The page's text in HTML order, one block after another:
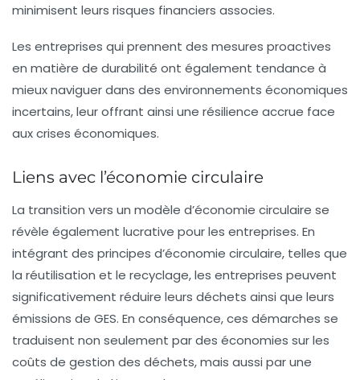
minimisent leurs risques financiers associes.
Les entreprises qui prennent des mesures proactives
en matière de durabilité ont également tendance à
mieux naviguer dans des environnements économiques
incertains, leur offrant ainsi une résilience accrue face
aux crises économiques.
Liens avec l’économie circulaire
La transition vers un modèle d’économie circulaire se
révèle également lucrative pour les entreprises. En
intégrant des principes d’économie circulaire, telles que
la réutilisation et le recyclage, les entreprises peuvent
significativement réduire leurs déchets ainsi que leurs
émissions de GES. En conséquence, ces démarches se
traduisent non seulement par des économies sur les
coûts de gestion des déchets, mais aussi par une